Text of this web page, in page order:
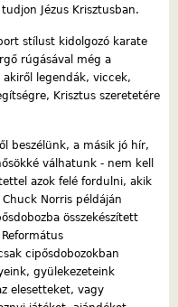
Jézus Krisztusban.
stílust kidolgozó karate
rúgásával még a
legendák, viccek,
Krisztus szeretetére
beszélünk, a másik jó hír,
válhatunk - nem kell
azok felé fordulni, akik
Norris példáján
összekészített
cipősdobozokban
gyülekezeteink
elesetteket, vagy